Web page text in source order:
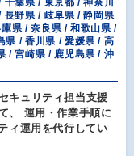
長野県 / 岐阜県 / 静岡県
県 / 奈良県 / 和歌山県 /
県 / 香川県 / 愛媛県 / 高
/ 宮崎県 / 鹿児島県 / 沖
キュリティ担当支援
、 運用・作業手順に
ィ運用を代行してい